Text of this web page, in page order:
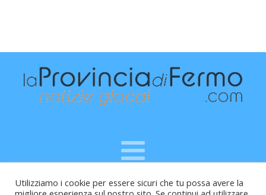
Raffaele Vitali - via Leopardi 10 - 61121 Pesaro (PU) -
Utilizziamo i cookie per essere sicuri che tu possa avere la